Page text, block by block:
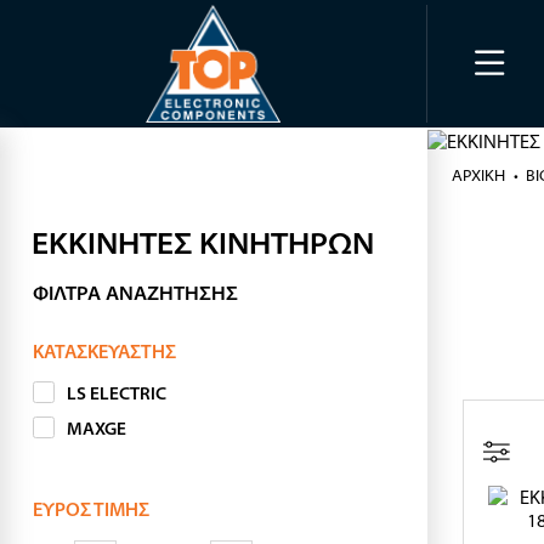
ΑΡΧΙΚΉ
ΕΚΚΙΝΗΤΕΣ ΚΙΝΗΤΗΡΩΝ
ΦΊΛΤΡΑ ΑΝΑΖΉΤΗΣΗΣ
ΚΑΤΑΣΚΕΥΑΣΤΉΣ
LS ELECTRIC
MAXGE
ΕΎΡΟΣ ΤΙΜΉΣ